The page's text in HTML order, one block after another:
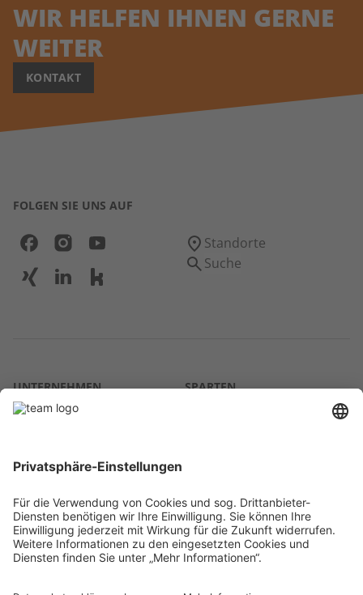
WIR HELFEN IHNEN GERNE
WEITER
KONTAKT
FOLGEN SIE UNS AUF
Standorte
Suche
UNTERNEHMEN
Über uns
Karriere
Kontakt
SPARTEN
RECHTLICHES